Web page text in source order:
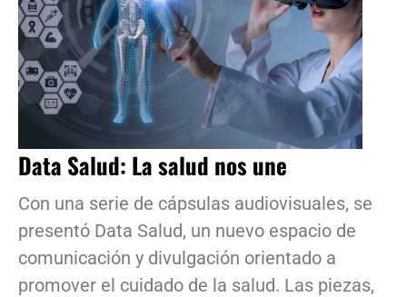
Data Salud: La salud nos une
Con una serie de cápsulas audiovisuales, se
presentó Data Salud, un nuevo espacio de
comunicación y divulgación orientado a
promover el cuidado de la salud. Las piezas,